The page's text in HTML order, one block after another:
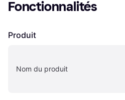
Fonctionnalités
Produit
Nom du produit